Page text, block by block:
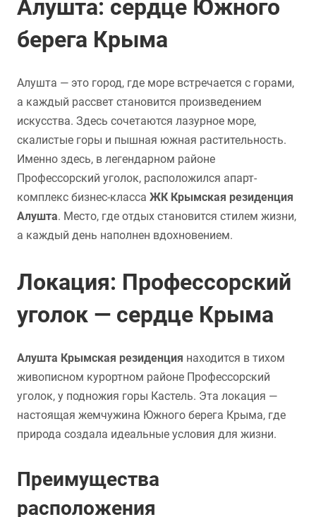
Алушта: сердце Южного
берега Крыма
Алушта — это город, где море встречается с горами,
а каждый рассвет становится произведением
искусства. Здесь сочетаются лазурное море,
скалистые горы и пышная южная растительность.
Именно здесь, в легендарном районе
Профессорский уголок, расположился апарт-
комплекс бизнес-класса ЖК Крымская резиденция
Алушта. Место, где отдых становится стилем жизни,
а каждый день наполнен вдохновением.
Локация: Профессорский
уголок — сердце Крыма
Алушта Крымская резиденция находится в тихом
живописном курортном районе Профессорский
уголок, у подножия горы Кастель. Эта локация —
настоящая жемчужина Южного берега Крыма, где
природа создала идеальные условия для жизни.
Преимущества
расположения